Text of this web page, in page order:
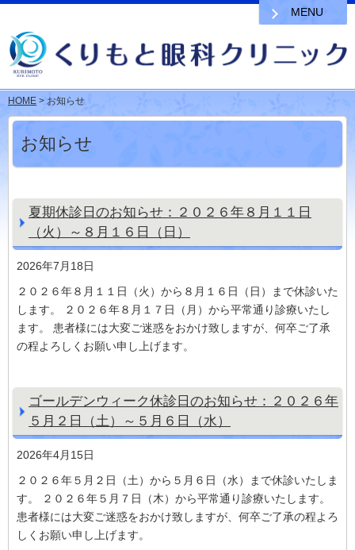
HOME > お知らせ
お知らせ
夏期休診日のお知らせ：２０２６年８月１１日
（火）～８月１６日（日）
2026年7月18日
２０２６年８月１１日（火）から８月１６日（日）まで休診いた
します。 ２０２６年８月１７日（月）から平常通り診療いたし
ます。 患者様には大変ご迷惑をおかけ致しますが、何卒ご了承
の程よろしくお願い申し上げます。
ゴールデンウィーク休診日のお知らせ：２０２６年
５月２日（土）～５月６日（水）
2026年4月15日
２０２６年５月２日（土）から５月６日（水）まで休診いたしま
す。 ２０２６年５月７日（木）から平常通り診療いたします。
患者様には大変ご迷惑をおかけ致しますが、何卒ご了承の程よろ
しくお願い申し上げます。
MENU